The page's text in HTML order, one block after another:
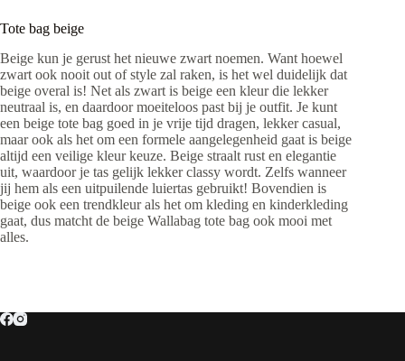
Tote bag beige
Beige kun je gerust het nieuwe zwart noemen. Want hoewel
zwart ook nooit out of style zal raken, is het wel duidelijk dat
beige overal is! Net als zwart is beige een kleur die lekker
neutraal is, en daardoor moeiteloos past bij je outfit. Je kunt
een beige tote bag goed in je vrije tijd dragen, lekker casual,
maar ook als het om een formele aangelegenheid gaat is beige
altijd een veilige kleur keuze. Beige straalt rust en elegantie
uit, waardoor je tas gelijk lekker classy wordt. Zelfs wanneer
jij hem als een uitpuilende luiertas gebruikt! Bovendien is
beige ook een trendkleur als het om kleding en kinderkleding
gaat, dus matcht de beige Wallabag tote bag ook mooi met
alles.